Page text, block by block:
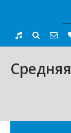
content